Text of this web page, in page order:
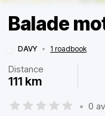
Balade
DAVY • 1 roadbook
Distance
111 km
• 0